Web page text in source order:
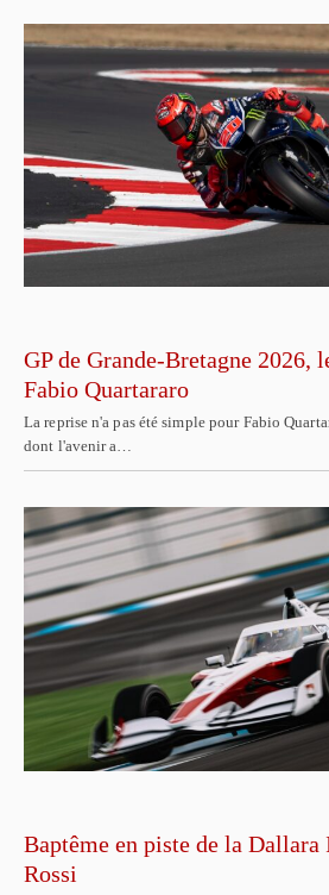
GP de Grande-Bretagne 2026,
Fabio Quartararo
La reprise n'a pas été simple pour Fabio
dont l'avenir a…
Baptême en piste de la
Rossi